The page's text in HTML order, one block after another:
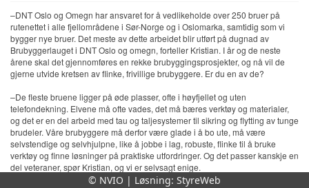
–DNT Oslo og Omegn har ansvaret for å vedlikeholde over 250 bruer på
rutenettet i alle fjellområdene i Sør-Norge og i Oslomarka, samtidig som vi
bygger nye bruer. Det meste av dette arbeidet blir utført på dugnad av
Brubyggerlauget i DNT Oslo og omegn, forteller Kristian. I år og de neste
årene skal det gjennomføres en rekke brubyggingsprosjekter, og nå vil de
gjerne utvide kretsen av flinke, frivillige brubyggere. Er du en av de?
–De fleste bruene ligger på øde plasser, ofte i høyfjellet og uten
telefondekning. Elvene må ofte vades, det må bæres verktøy og materialer,
og det er en del arbeid med tau og taljesystemer til sikring og flytting av tunge
brudeler. Våre brubyggere må derfor være glade i å bo ute, må være
selvstendige og selvhjulpne, like å jobbe i lag, robuste, flinke til å bruke
verktøy og finne løsninger på praktiske utfordringer. Og det passer kanskje en
del veteraner, spør Kristian, og vi er selvsagt enige.
© NVIO | Løsning: StyreWeb